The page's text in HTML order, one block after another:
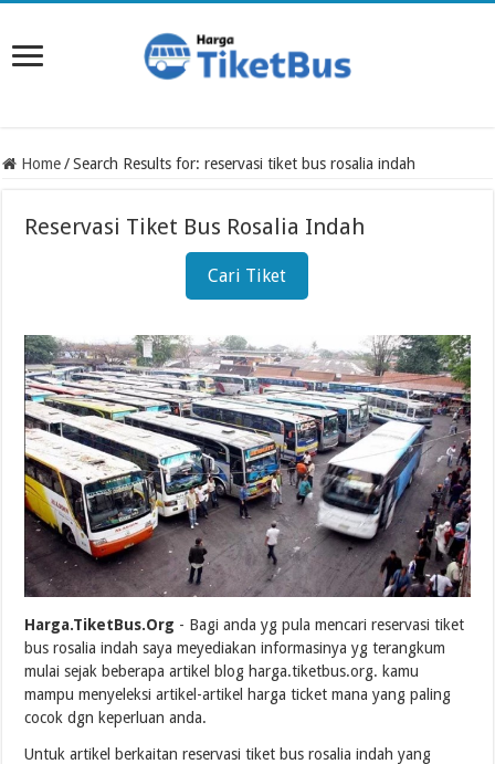
Home / Search Results for: reservasi tiket bus rosalia indah
Reservasi Tiket Bus Rosalia Indah
Cari Tiket
Harga.TiketBus.Org - Bagi anda yg pula mencari reservasi tiket
bus rosalia indah saya meyediakan informasinya yg terangkum
mulai sejak beberapa artikel blog harga.tiketbus.org. kamu
mampu menyeleksi artikel-artikel harga ticket mana yang paling
cocok dgn keperluan anda.
Untuk artikel berkaitan reservasi tiket bus rosalia indah yang